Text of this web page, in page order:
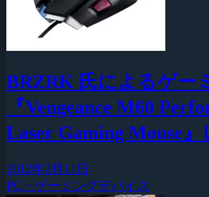
BRZRK 氏によるゲー
『Vengeance M60
Laser Gaming Mouse
2012年2月11日
PC・ゲーミングデバイス